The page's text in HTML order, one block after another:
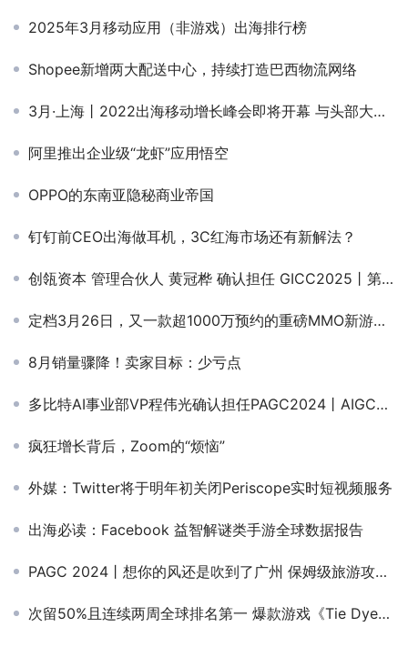
2025年3月移动应用（非游戏）出海排行榜
Shopee新增两大配送中心，持续打造巴西物流网络
3月·上海丨2022出海移动增长峰会即将开幕 与头部大厂解锁增长新路径
阿里推出企业级“龙虾”应用悟空
OPPO的东南亚隐秘商业帝国
钉钉前CEO出海做耳机，3C红海市场还有新解法？
创瓴资本 管理合伙人 黄冠桦 确认担任 GICC2025丨第六届全球互联网产业CEO大会主峰会圆桌主持！
定档3月26日，又一款超1000万预约的重磅MMO新游来了！
8月销量骤降！卖家目标：少亏点
多比特AI事业部VP程伟光确认担任PAGC2024丨AIGC产业出海增长峰会圆桌嘉宾
疯狂增长背后，Zoom的“烦恼”
外媒：Twitter将于明年初关闭Periscope实时短视频服务
出海必读：Facebook 益智解谜类手游全球数据报告
PAGC 2024丨想你的风还是吹到了广州 保姆级旅游攻略快来收藏
次留50%且连续两周全球排名第一 爆款游戏《Tie Dye》立项调优复盘